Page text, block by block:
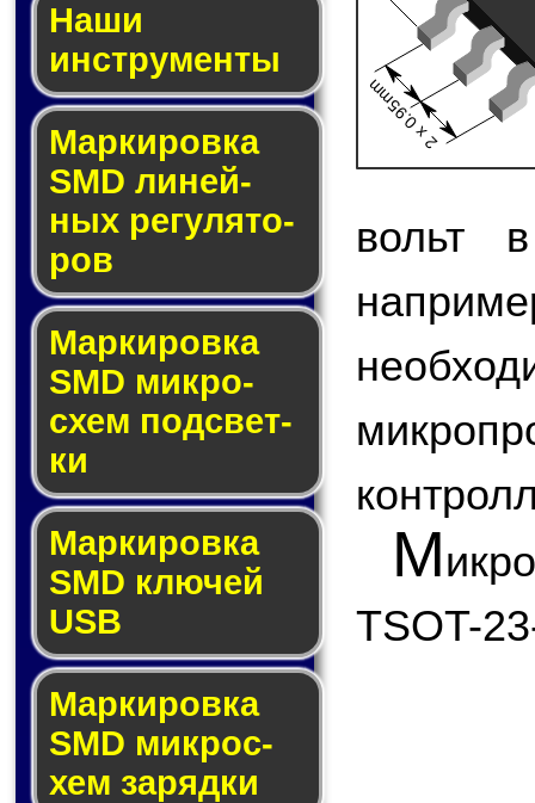
Наши
инструменты
Маркировка
SMD ли­ней­
ных ре­гу­ля­то­
ров
Маркировка
SMD мик­ро­
схем под­свет­
ки
Маркировка
SMD клю­чей
USB
Маркировка
SMD мик­рос­
хем за­ряд­ки
2 x 0.95mm
вольт
М
TSOT-